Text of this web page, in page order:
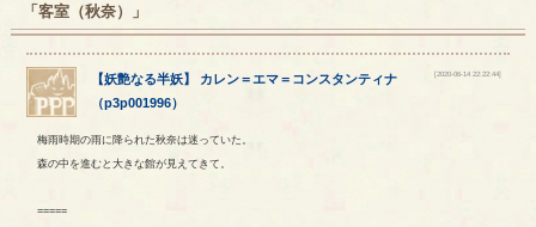
「客室（秋奈）」
【妖艶なる半妖】 カレン＝ エマ＝ コンスタンティナ
（p3p001996）
[2020-06-14 22:22:44]
梅雨時期の雨に降られた秋奈は迷っていた。
森の中を進むと大きな館が見えてきて。
=====